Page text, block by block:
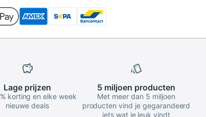
Lage prijzen
korting en elke week
nieuwe deals
5 miljoen producten
Met meer dan 5 miljoen
producten vind je gegarandeerd
iets wat je leuk vindt